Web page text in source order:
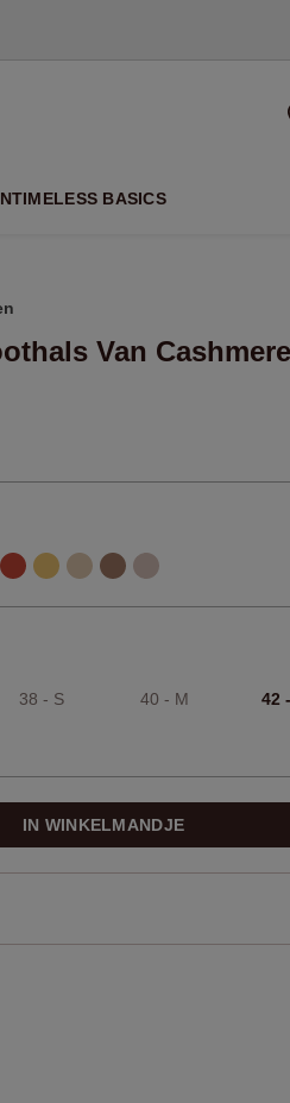
TIMELESS BASICS
Van
38 - S 40 - M 42
IN WINKELMANDJE